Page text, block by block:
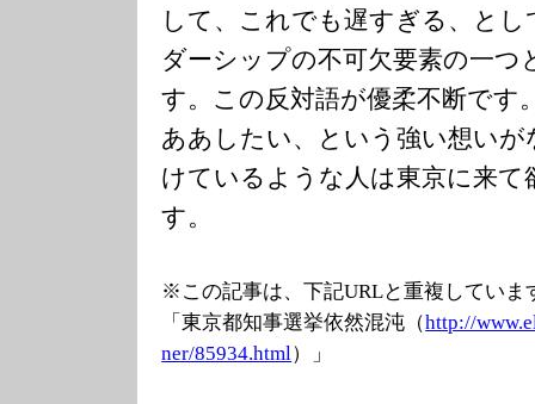
して、これでも遅すぎる、と
ダーシップの不可欠要素の一つ
す。この反対語が優柔不断です
ああしたい、という強い想い
けているような人は東京に来
す。
※この記事は、下記URLと重複していま
「東京都知事選挙依然混沌（http://
ner/85934.html ）」